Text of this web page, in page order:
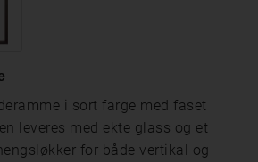
i sort farge med faset
leveres med ekte glass og et
for både vertikal og